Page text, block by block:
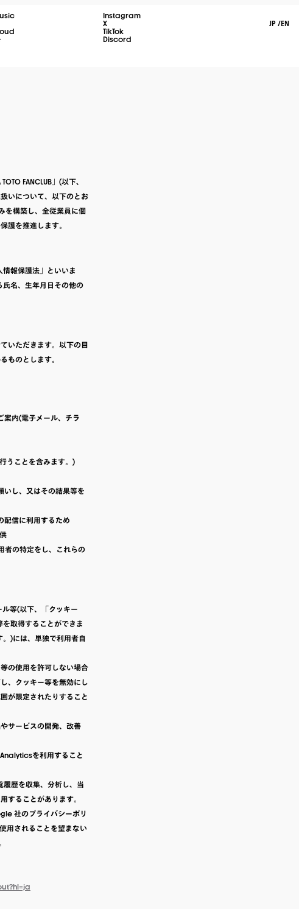
Instagram
X
TikTok
Discord
JP /EN
FANCLUB」(以下、
いについて、以下のとお
を構築し、全従業員に個
護を推進します。
報保護法」といいま
名、生年月日その他の
いただきます。以下の目
ものとします。
案内(電子メール、チラ
うことを含みます。)
いし、又はその結果等を
配信に利用するため
者の特定をし、これらの
等(以下、「クッキー
取得することができま
)には、単独で利用者自
の使用を許可しない場合
、クッキー等を無効にし
が限定されたりすること
サービスの開発、改善
を利用すること
歴を収集、分析し、当
することがあります。
社のプライバシーポリ
用されることを望まない